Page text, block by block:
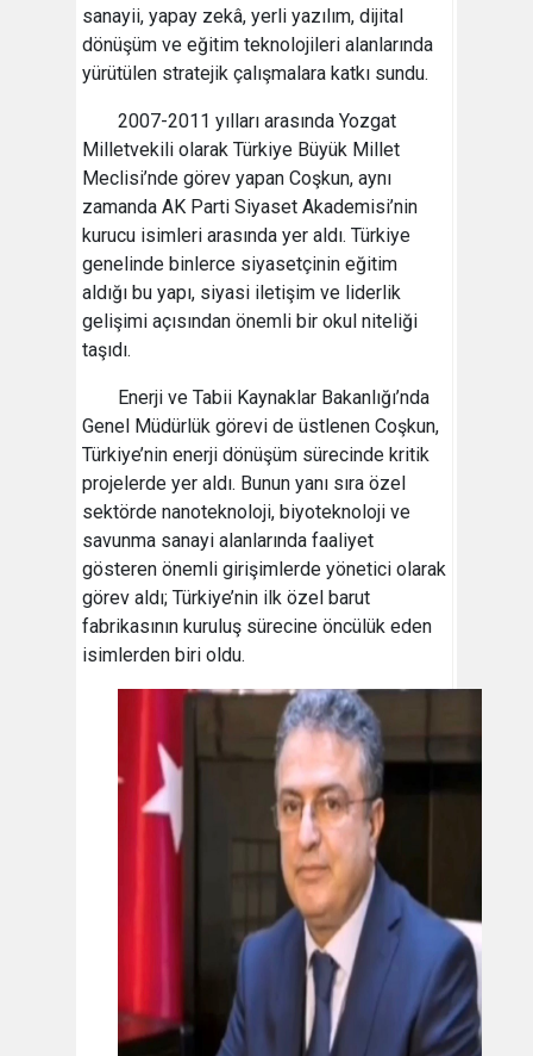
sanayii, yapay zekâ, yerli yazılım, dijital
dönüşüm ve eğitim teknolojileri alanlarında
yürütülen stratejik çalışmalara katkı sundu.
2007-2011 yılları arasında Yozgat
Milletvekili olarak Türkiye Büyük Millet
Meclisi’nde görev yapan Coşkun, aynı
zamanda AK Parti Siyaset Akademisi’nin
kurucu isimleri arasında yer aldı. Türkiye
genelinde binlerce siyasetçinin eğitim
aldığı bu yapı, siyasi iletişim ve liderlik
gelişimi açısından önemli bir okul niteliği
taşıdı.
Enerji ve Tabii Kaynaklar Bakanlığı’nda
Genel Müdürlük görevi de üstlenen Coşkun,
Türkiye’nin enerji dönüşüm sürecinde kritik
projelerde yer aldı. Bunun yanı sıra özel
sektörde nanoteknoloji, biyoteknoloji ve
savunma sanayi alanlarında faaliyet
gösteren önemli girişimlerde yönetici olarak
görev aldı; Türkiye’nin ilk özel barut
fabrikasının kuruluş sürecine öncülük eden
isimlerden biri oldu.